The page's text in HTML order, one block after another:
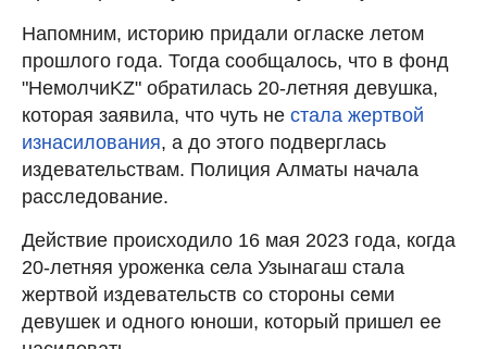
Напомним, историю придали огласке летом
прошлого года. Тогда сообщалось, что в фонд
"НемолчиKZ" обратилась 20-летняя девушка,
которая заявила, что чуть не стала жертвой
изнасилования, а до этого подверглась
издевательствам. Полиция Алматы начала
расследование.
Действие происходило 16 мая 2023 года, когда
20-летняя уроженка села Узынагаш стала
жертвой издевательств со стороны семи
девушек и одного юноши, который пришел ее